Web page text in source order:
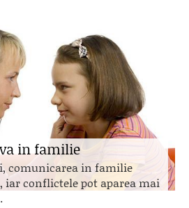
in familie
comunicarea in familie
iar conflictele pot aparea mai